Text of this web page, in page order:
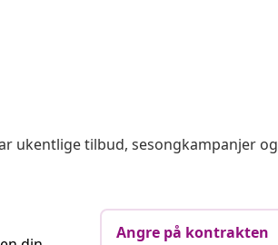
ukentlige tilbud, sesongkampanjer og
Angre på kontrakten